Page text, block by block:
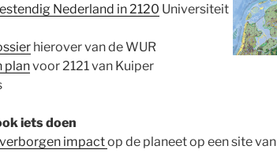
Nederland in 2120 Universiteit
hierover van de WUR
planvoor 2121 van Kuiper
iets doen
impactop de planeet op een site van